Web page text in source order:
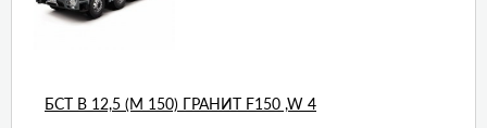
БСТ В 12,5 (М 150) ГРАНИТ F150 ,W 4